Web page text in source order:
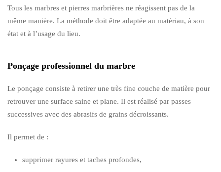
Tous les marbres et pierres marbrières ne réagissent pas de la
même manière. La méthode doit être adaptée au matériau, à son
état et à l’usage du lieu.
Ponçage professionnel du marbre
Le ponçage consiste à retirer une très fine couche de matière pour
retrouver une surface saine et plane. Il est réalisé par passes
successives avec des abrasifs de grains décroissants.
Il permet de :
supprimer rayures et taches profondes,